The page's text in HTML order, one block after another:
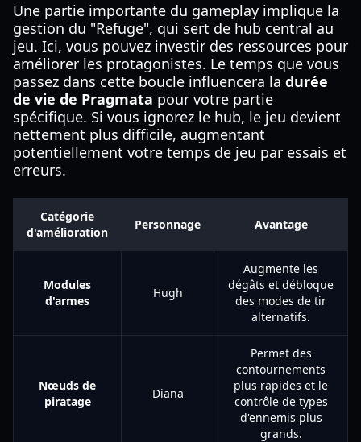
Une partie importante du gameplay implique la
gestion du "Refuge", qui sert de hub central au
jeu. Ici, vous pouvez investir des ressources pour
améliorer les protagonistes. Le temps que vous
passez dans cette boucle influencera la durée
de vie de Pragmata pour votre partie
spécifique. Si vous ignorez le hub, le jeu devient
nettement plus difficile, augmentant
potentiellement votre temps de jeu par essais et
erreurs.
Catégorie
d'amélioration
Personnage Avantage
Modules
d'armes
Hugh
Augmente les
dégâts et débloque
des modes de tir
alternatifs.
Nœuds de
piratage
Diana
Permet des
contournements
plus rapides et le
contrôle de types
d'ennemis plus
grands.